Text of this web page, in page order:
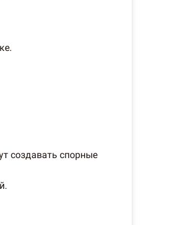
создавать спорные